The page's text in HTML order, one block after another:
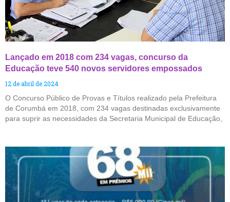
Lançado em 2018 com 234 vagas, concurso da
Educação teve 540 novos servidores empossados
12 de abril de 2024
O Concurso Público de Provas e Títulos realizado pela Prefeitura
de Corumbá em 2018, com 234 vagas destinadas exclusivamente
para suprir as necessidades da Secretaria Municipal de Educação,